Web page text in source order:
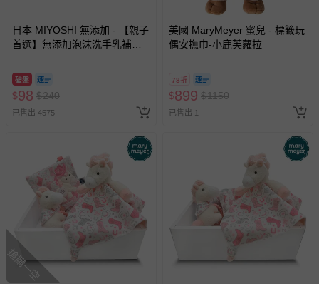
日本 MIYOSHI 無添加 - 【親子
首選】無添加泡沫洗手乳補充
破盤
$98 $240
已售出 4575
美國 MaryMeyer 蜜兒 - 標籤玩
偶安撫巾-小鹿芙蘿拉
78折
$899 $1150
已售出 1
搶購一空